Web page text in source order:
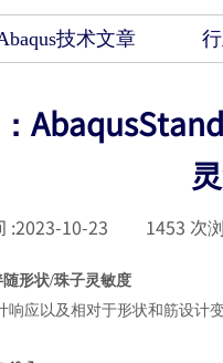
技术文章
:2023-10-23 1453 次
形状/珠子灵敏度
应以及相对于形状和筋设计